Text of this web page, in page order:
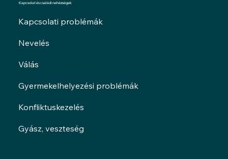
Kapcsolat és családi nehézségek
Kapcsolati problémák
Nevelés
Válás
Gyermekelhelyezési problémák
Konfliktuskezelés
Gyász, veszteség